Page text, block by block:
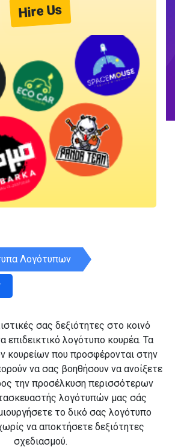
Hire Us
Λογότυπων
σας δεξιότητες στο κοινό
επιδεικτικό λογότυπο κουρέα. Τα
κουρείων που προσφέρονται στην
να σας βοηθήσουν να ανοίξετε
την προσέλκυση περισσότερων
λογότυπών μας σάς
το δικό σας λογότυπο
να αποκτήσετε δεξιότητες
σχεδιασμού.